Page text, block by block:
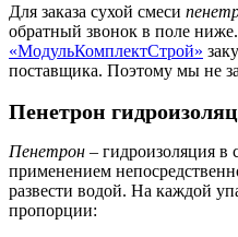
Для заказа сухой смеси
обратный звонок в поле ниже.
«МодульКомплектСтрой»
поставщика. Поэтому мы не
Пенетрон
Пенетрон – гидроизоляция в
применением
развести водой. На каждой
пропорции: